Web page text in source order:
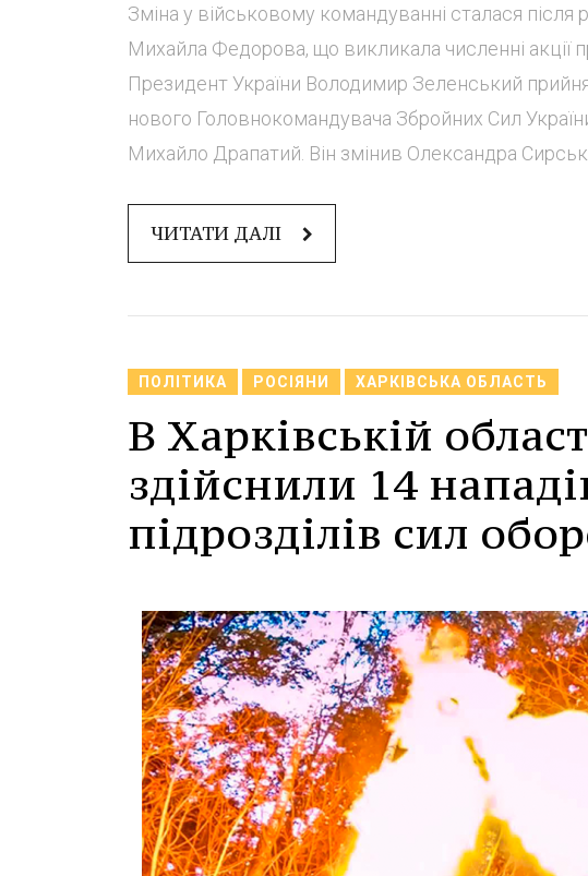
Зміна у військовому командуванні сталася після
Михайла Федорова, що викликала численні акції
Президент України Володимир Зеленський
нового Головнокомандувача Збройних Сил
Михайло Драпатий. Він змінив Олександра
ЧИТАТИ ДАЛІ
ПОЛІТИКА РОСІЯНИ ХАРКІВСЬКА ОБЛАСТЬ
В Харківській
здійснили 14
підрозділів сил